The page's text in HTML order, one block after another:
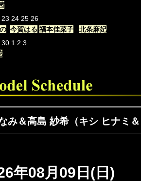
23 24 25 26
今賀はる 福本佳菜子
北条麻妃
30 1 2 3
み＆高島 紗希（キシ ヒナ
年08月09日(日)